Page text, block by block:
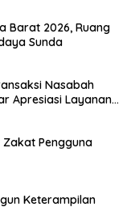
Barat 2026, Ruang
Sunda
Nasabah
Apresiasi Layanan
Pengguna
Keterampilan